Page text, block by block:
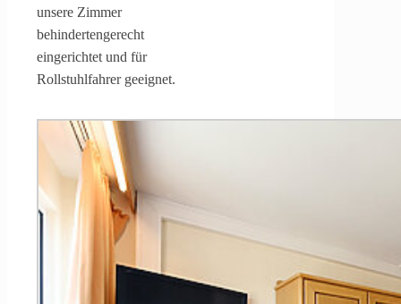
unsere Zimmer
behindertengerecht
eingerichtet und für
Rollstuhlfahrer geeignet.